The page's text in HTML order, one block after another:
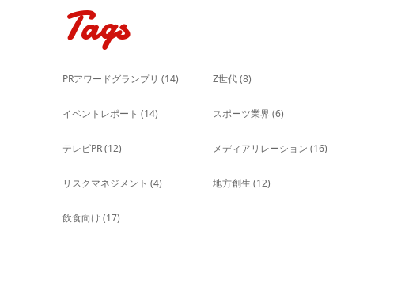
Tags
PRアワードグランプリ (14) Z世代(8)
イベントレポート (14) スポーツ業界 (6)
テレビPR(12) メディアリレーション (16)
リスクマネジメント (4) 地方創生 (12)
飲食向け (17)